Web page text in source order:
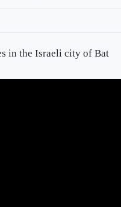
in the Israeli city of Bat